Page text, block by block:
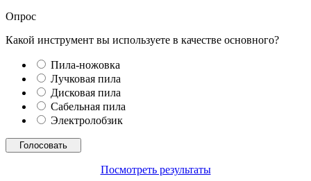
Опрос
Какой инструмент вы используете в качестве основного?
Пила-ножовка
Лучковая пила
Дисковая пила
Сабельная пила
Электролобзик
Посмотреть результаты